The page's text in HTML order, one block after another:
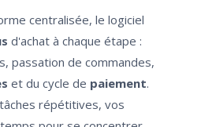
centralisée, le logiciel
d'achat à chaque étape :
passation de commandes,
et du cycle de paiement.
répétitives, vos